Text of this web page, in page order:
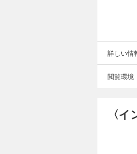
詳しい情
閲覧環境
〈